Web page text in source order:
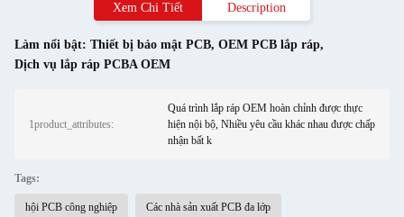
Xem Chi Tiết Description
Làm nổi bật: Thiết bị bảo mật PCB, OEM PCB lắp ráp,
Dịch vụ lắp ráp PCBA OEM
1product_attributes:
Quá trình lắp ráp OEM hoàn chỉnh được thực
hiện nội bộ, Nhiều yêu cầu khác nhau được chấp
nhận bất k
Tags:
hội PCB công nghiệp Các nhà sản xuất PCB đa lớp